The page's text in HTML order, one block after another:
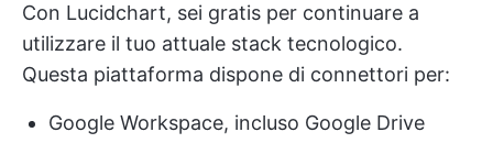
Con Lucidchart, sei gratis per continuare a
utilizzare il tuo attuale stack tecnologico.
Questa piattaforma dispone di connettori per:
Google Workspace, incluso Google Drive